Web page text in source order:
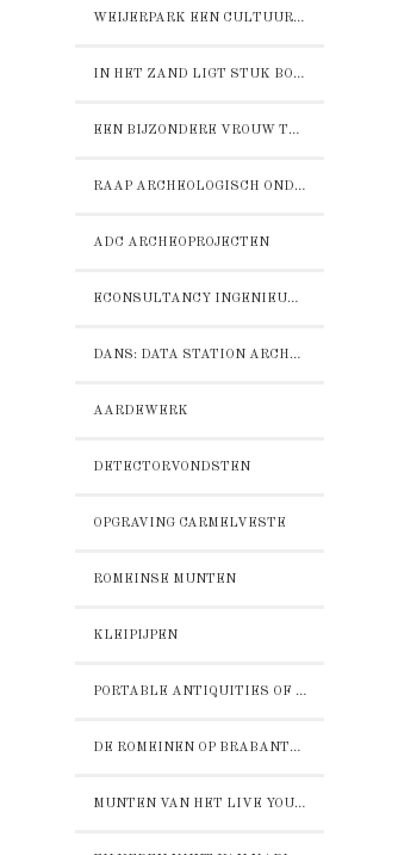
WEIJERPARK EEN CULTUURHISTORISCHE VERKENNING
IN HET ZAND LIGT STUK BOXMEERS VERLEDEN
EEN BIJZONDERE VROUW TE BOXMEER
RAAP ARCHEOLOGISCH ONDERZOEK
ADC ARCHEOPROJECTEN
ECONSULTANCY INGENIEURSBUREAU
DANS: DATA STATION ARCHAEOLOGY
AARDEWERK
DETECTORVONDSTEN
OPGRAVING CARMELVESTE
ROMEINSE MUNTEN
KLEIPIJPEN
PORTABLE ANTIQUITIES OF THE NETHERLANDS - PAN
DE ROMEINEN OP BRABANTS ERFGOED
MUNTEN VAN HET LIVE YOUR LOFT TERREIN IN BOXMEER